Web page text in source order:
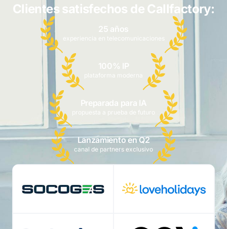
Clientes satisfechos de Callfactory:
25 años
experiencia en telecomunicaciones
100% IP
plataforma moderna
Preparada para IA
propuesta a prueba de futuro
Lanzamiento en Q2
canal de partners exclusivo